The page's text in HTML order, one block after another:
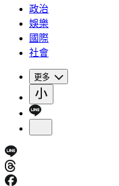
政治
娛樂
國際
社會
更多